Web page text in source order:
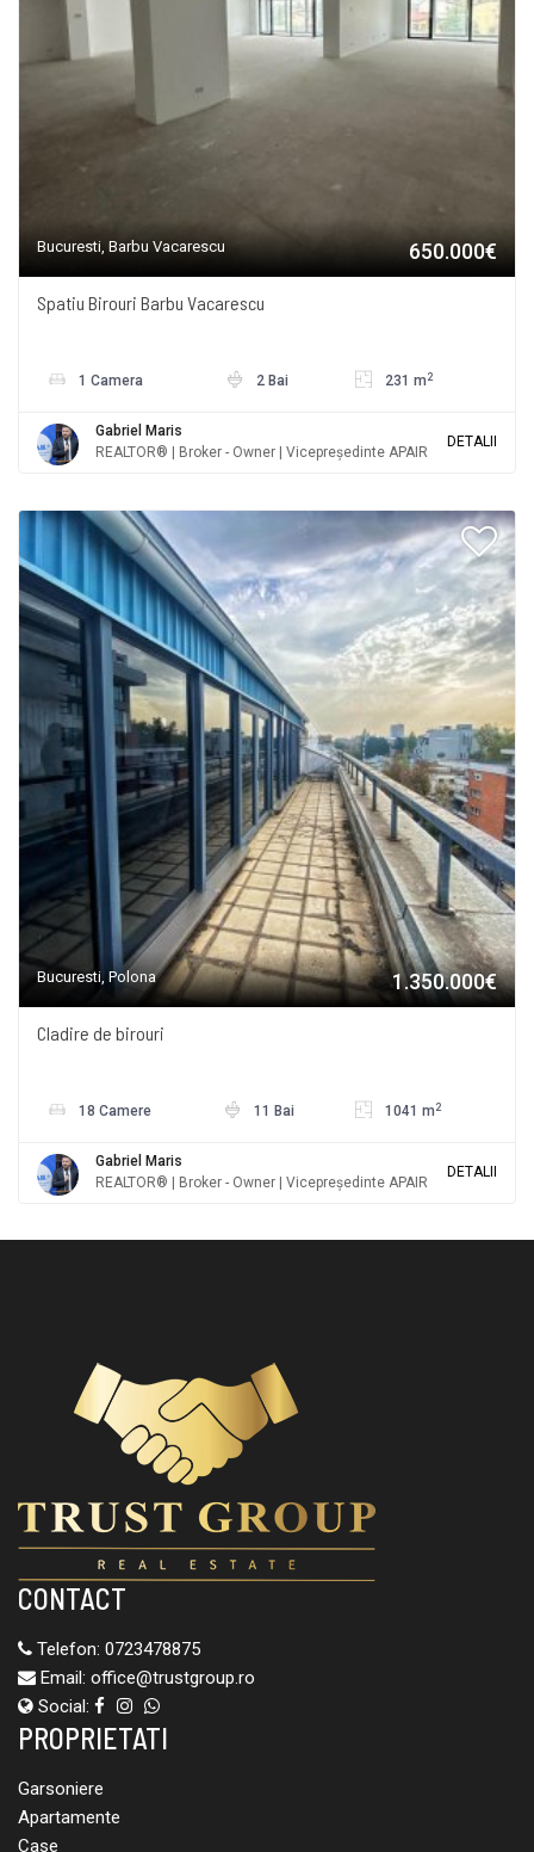
Bucuresti, Barbu Vacarescu 650.000€
Spatiu Birouri Barbu Vacarescu
1 Camera 2 Bai 231 m 2
Gabriel Maris
REALTOR® | Broker - Owner | Vicepreședinte APAIR
DETALII
Bucuresti, Polona 1.350.000€
Cladire de birouri
18 Camere 11 Bai 1041 m 2
Gabriel Maris
REALTOR® | Broker - Owner | Vicepreședinte APAIR
DETALII
CONTACT
Telefon: 0723478875
Email: office@trustgroup.ro
Social:
PROPRIETATI
Garsoniere
Apartamente
Case